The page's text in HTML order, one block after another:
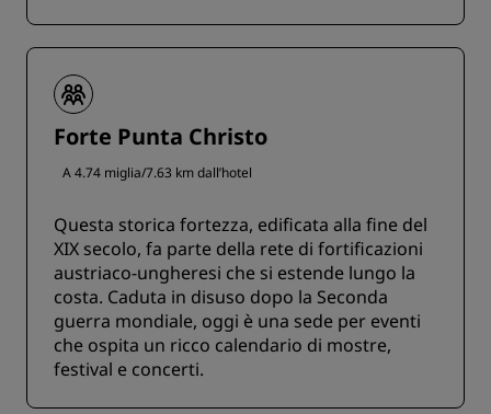
Forte Punta Christo
A 4.74 miglia/7.63 km dall’hotel
Questa storica fortezza, edificata alla fine del
XIX secolo, fa parte della rete di fortificazioni
austriaco-ungheresi che si estende lungo la
costa. Caduta in disuso dopo la Seconda
guerra mondiale, oggi è una sede per eventi
che ospita un ricco calendario di mostre,
festival e concerti.